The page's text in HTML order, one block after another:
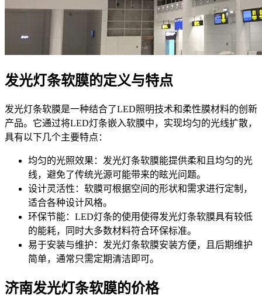
发光灯条软膜的定义与特点
发光灯条软膜是一种结合了LED照明技术和柔性膜材料的创新
产品。它通过将LED灯条嵌入软膜中，实现均匀的光线扩散，
具有以下几个主要特点：
均匀的光照效果：发光灯条软膜能提供柔和且均匀的光
线，避免了传统光源可能带来的眩光问题。
设计灵活性：软膜可根据空间的形状和需求进行定制，
适合各种设计风格。
环保节能：LED灯条的使用使得发光灯条软膜具有较低
的能耗，同时大多数材料符合环保标准。
易于安装与维护：发光灯条软膜安装方便，且后期维护
简单，通常只需定期清洁即可。
济南发光灯条软膜的价格